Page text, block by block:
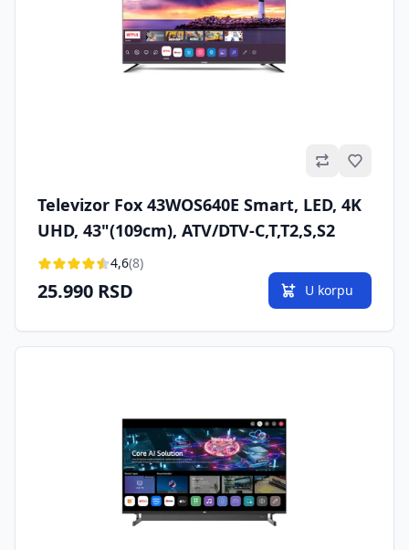
Televizor Fox 43WOS640E Smart, LED, 4K
UHD, 43"(109cm), ATV/DTV-C,T,T2,S,S2
4,6(8)
25.990 RSD U korpu